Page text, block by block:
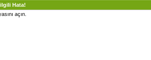
Hata!
açın.